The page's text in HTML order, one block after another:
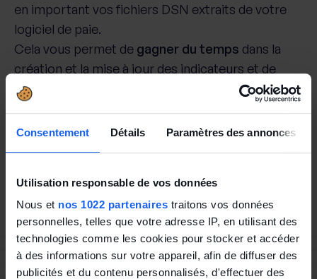
Consentement Détails Paramètres des annonces
Utilisation responsable de vos données
Nous et nos 1022 partenaires traitons vos données
personnelles, telles que votre adresse IP, en utilisant des
technologies comme les cookies pour stocker et accéder
à des informations sur votre appareil, afin de diffuser des
publicités et du contenu personnalisés, d'effectuer des
en important vos fichiers DSN extraits de votre
logiciel de paie.
Cela vous permet de gagner du temps dans la
création et la mise à jour des indicateurs et de
fournir des informations fiables
à vos